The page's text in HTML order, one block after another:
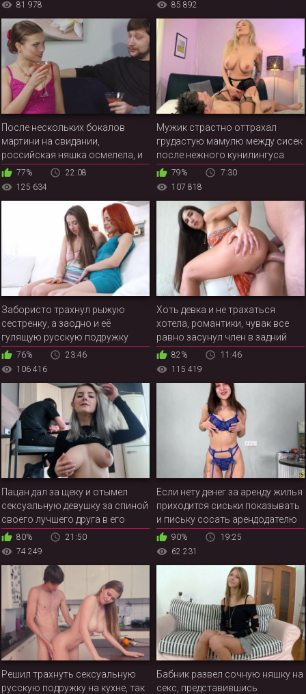
81 978 85 892
После нескольких бокалов
мартини на свидании,
российская няшка осмелела, и
согласилась на секс с
ухажером
77%
22:08
125 634
Мужик страстно оттрахал
грудастую мамулю между сисек
после нежного кунилингуса
79%
7:30
107 818
Забористо трахнул рыжую
сестренку, а заодно и её
гулящую русскую подружку
76%
23:46
106 416
Хоть девка и не трахаться
хотела, романтики, чувак все
равно засунул член в задний
проход бабы
82%
11:46
115 419
Пацан дал за щеку и отымел
сексуальную девушку за спиной
своего лучшего друга в его
квартире
80%
21:50
74 249
Если нету денег за аренду жилья
приходится сиськи показывать
и письку сосать арендодателю
90%
19:25
62 231
Решил трахнуть сексуальную
русскую подружку на кухне, так
Бабник развел сочную няшку на
секс, представившись